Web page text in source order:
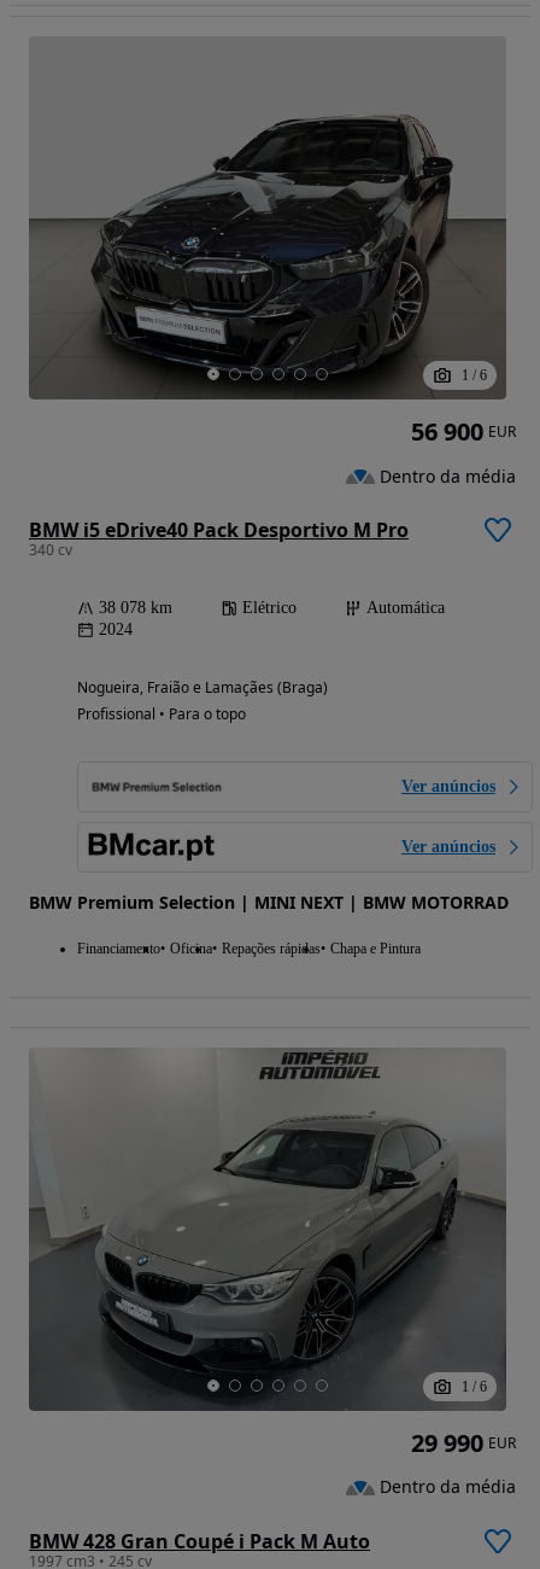
1 / 6
BMW i5 eDrive40 Pack Desportivo M Pro
340 cv
38 078 km Elétrico
Automática
2024
Nogueira, Fraião e Lamaçães (Braga)
Profissional • Para o topo
Ver anúncios
Ver anúncios
BMW Premium Selection | MINI NEXT | BMW MOTORRAD
Financiamento Oficina Repações rápidas Chapa e Pintura
56 900 EUR
Dentro da média
1 / 6
BMW 428 Gran Coupé i Pack M Auto
1997 cm3 • 245 cv
29 990 EUR
Dentro da média